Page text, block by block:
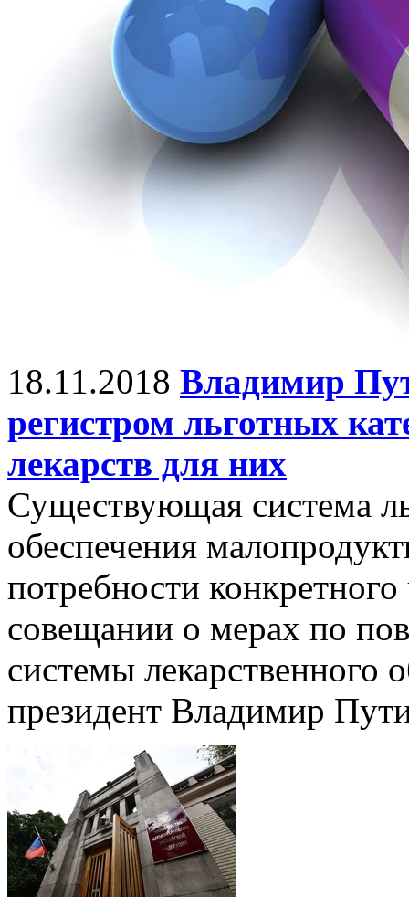
18.11.2018 Владимир
регистром льготных
лекарств для них
Существующая система
обеспечения
потребности
совещании о мерах по
системы лекарственного
президент Владимир